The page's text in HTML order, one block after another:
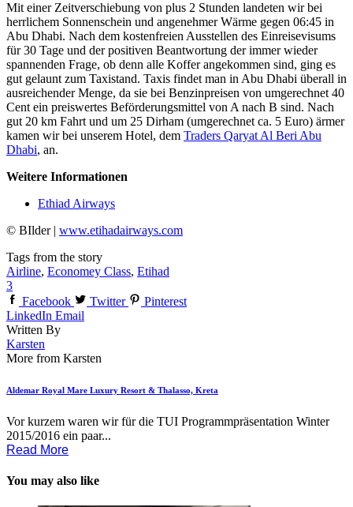
Mit einer Zeitverschiebung von plus 2 Stunden landeten wir bei
herrlichem Sonnenschein und angenehmer Wärme gegen 06:45 in
Abu Dhabi. Nach dem kostenfreien Ausstellen des Einreisevisums
für 30 Tage und der positiven Beantwortung der immer wieder
spannenden Frage, ob denn alle Koffer angekommen sind, ging es
gut gelaunt zum Taxistand. Taxis findet man in Abu Dhabi überall in
ausreichender Menge, da sie bei Benzinpreisen von umgerechnet 40
Cent ein preiswertes Beförderungsmittel von A nach B sind. Nach
gut 20 km Fahrt und um 25 Dirham (umgerechnet ca. 5 Euro) ärmer
kamen wir bei unserem Hotel, dem Traders Qaryat Al Beri Abu
Dhabi, an.
Weitere Informationen
Ethiad Airways
© BIlder | www.etihadairways.com
Tags from the story
Airline, Economey Class, Etihad
3
Facebook
Twitter
Pinterest
LinkedIn Email
Written By
Karsten
More from Karsten
Aldemar Royal Mare Luxury Resort & Thalasso, Kreta
Vor kurzem waren wir für die TUI Programmpräsentation Winter
2015/2016 ein paar...
Read More
You may also like